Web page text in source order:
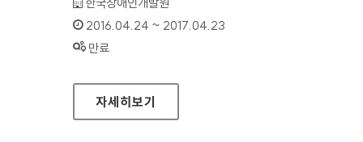
인증기간 :
2016.04.24 ~ 2017.04.23
상태 :
만료
인천전략기금 운영사무국 영문 홈페이지
자세히보기